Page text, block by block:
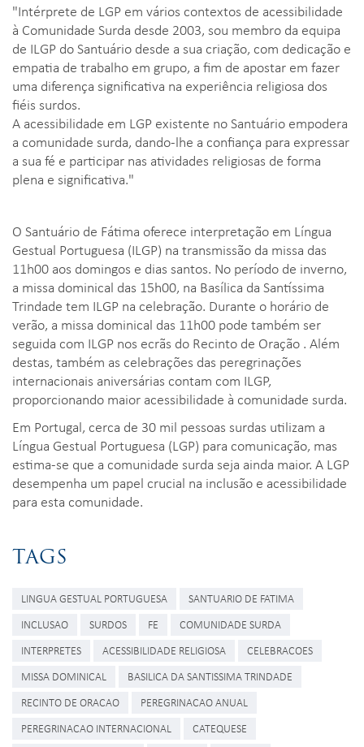
"Intérprete de LGP em vários contextos de acessibilidade
à Comunidade Surda desde 2003, sou membro da equipa
de ILGP do Santuário desde a sua criação, com dedicação e
empatia de trabalho em grupo, a fim de apostar em fazer
uma diferença significativa na experiência religiosa dos
fiéis surdos.
A acessibilidade em LGP existente no Santuário empodera
a comunidade surda, dando-lhe a confiança para expressar
a sua fé e participar nas atividades religiosas de forma
plena e significativa."
O Santuário de Fátima oferece interpretação em Língua
Gestual Portuguesa (ILGP) na transmissão da missa das
11h00 aos domingos e dias santos. No período de inverno,
a missa dominical das 15h00, na Basílica da Santíssima
Trindade tem ILGP na celebração. Durante o horário de
verão, a missa dominical das 11h00 pode também ser
seguida com ILGP nos ecrãs do Recinto de Oração . Além
destas, também as celebrações das peregrinações
internacionais aniversárias contam com ILGP,
proporcionando maior acessibilidade à comunidade surda.
Em Portugal, cerca de 30 mil pessoas surdas utilizam a
Língua Gestual Portuguesa (LGP) para comunicação, mas
estima-se que a comunidade surda seja ainda maior. A LGP
desempenha um papel crucial na inclusão e acessibilidade
para esta comunidade.
TAGS
LINGUA GESTUAL PORTUGUESA
SANTUARIO DE FATIMA
INCLUSAO
SURDOS FE
COMUNIDADE SURDA
INTERPRETES
ACESSIBILIDADE RELIGIOSA
CELEBRACOES
MISSA DOMINICAL
BASILICA DA SANTISSIMA TRINDADE
RECINTO DE ORACAO
PEREGRINACAO ANUAL
PEREGRINACAO INTERNACIONAL
CATEQUESE